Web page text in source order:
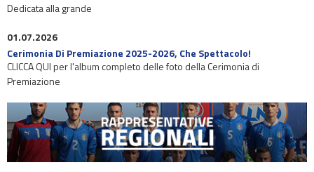
Dedicata alla grande
01.07.2026
Cerimonia Di Premiazione 2025-2026, Che Spettacolo!
CLICCA QUI per l'album completo delle foto della Cerimonia di
Premiazione